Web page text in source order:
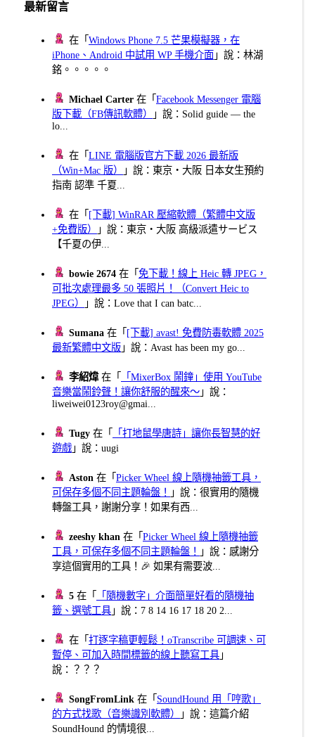
最新留言
在「Windows Phone 7.5 芒果模擬器，在
iPhone、Android 中試用 WP 手機介面 」說：林湖
銘。。。。。
Michael Carter 在「Facebook Messenger 電腦
版下載（FB傳訊軟體）
」說：Solid guide — the
lo...
在「LINE 電腦版官方下載 2026 最新版
（Win+Mac 版）
」說：東京・大阪 日本女生預約
指南 認準 千夏...
在「 [下載] WinRAR 壓縮軟體（繁體中文版
+免費版）
」說：東京・大阪 高級派遣サービス
【千夏の伊...
bowie 2674 在「免下載！線上 Heic 轉 JPEG，
可批次處理最多 50 張照片！（Convert Heic to
JPEG）
」說：Love that I can batc...
Sumana 在「 [下載] avast! 免費防毒軟體 2025
最新繁體中文版 」說：Avast has been my go...
李紹煒在「
「MixerBox 鬧鐘」使用 YouTube
音樂當鬧鈴聲！讓你舒服的醒來～ 」說：
liweiwei0123roy@gmai...
Tugy 在「
「打地鼠學唐詩」讓你長智慧的好
遊戲 」說：uugi
Aston 在「Picker Wheel 線上隨機抽籤工具，
可保存多個不同主題輪盤！
」說：很實用的隨機
轉盤工具，謝謝分享！如果有西...
zeeshy khan 在「Picker Wheel 線上隨機抽籤
工具，可保存多個不同主題輪盤！
」說：感謝分
享這個實用的工具！🎉 如果有需要波...
5 在「
「隨機數字」介面簡單好看的隨機抽
籤、選號工具 」說：7 8 14 16 17 18 20 2...
在「打逐字稿更輕鬆！oTranscribe 可調速、可
暫停、可加入時間標籤的線上聽寫工具 」
說：？？？
SongFromLink 在「 SoundHound 用「哼歌」
的方式找歌（音樂識別軟體）
」說：這篇介紹
SoundHound 的情境很...